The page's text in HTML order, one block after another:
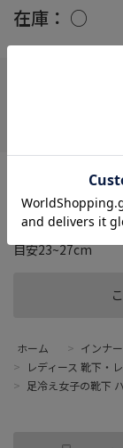
在庫： ○
●とにかく足を温
繊維自身が吸湿
→放湿のサイクル
キャッチするマカ
目安23~27cm
ホーム > インナ
>
レディース 靴下・
> 足冷え女子の靴下